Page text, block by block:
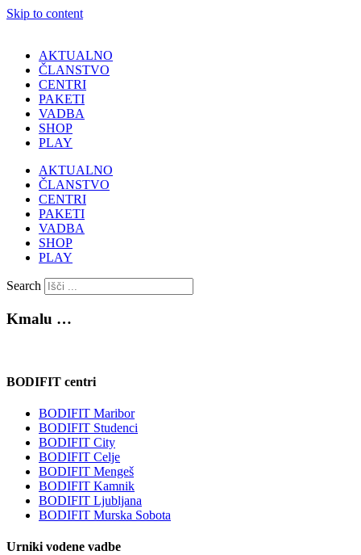
Skip to content
AKTUALNO
ČLANSTVO
CENTRI
PAKETI
VADBA
SHOP
PLAY
AKTUALNO
ČLANSTVO
CENTRI
PAKETI
VADBA
SHOP
PLAY
Search
Kmalu …
BODIFIT centri
BODIFIT Maribor
BODIFIT Studenci
BODIFIT City
BODIFIT Celje
BODIFIT Mengeš
BODIFIT Kamnik
BODIFIT Ljubljana
BODIFIT Murska Sobota
Urniki vodene vadbe